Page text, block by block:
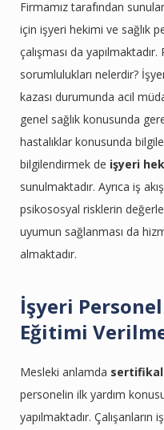
Firmamız tarafından
için işyeri hekimi ve sağlık
çalışması da
sorumlulukları nelerdir?
kazası durumunda acil
genel sağlık konusunda
hastalıklar konusunda
bilgilendirmek de işyeri
sunulmaktadır. Ayrıca iş
psikososyal risklerin
uyumun sağlanması da
almaktadır.
İşyeri
Eğitimi
Mesleki anlamda
personelin ilk yardım
yapılmaktadır.